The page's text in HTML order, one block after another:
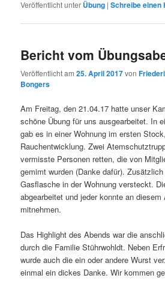
Veröffentlicht unter Übung |Schreibe einen
Bericht vom
Veröffentlicht am25. April 2017von
Bongers
Am Freitag, den 21.04.17 hatte unser
schöne Übung für uns ausgearbeitet. In
gab es in einer Wohnung im ersten
Rauchentwicklung. Zwei
vermisste Personen retten, die von
gemimt wurden (Danke dafür).
Gasflasche in der Wohnung versteckt.
abgearbeitet und jeder konnte an
mitnehmen.
Das Highlight des Abends war die
durch die Familie Stührwohldt. Neben
wurde auch die ein oder andere Wurst
einmal ein dickes Danke. Wir kommen